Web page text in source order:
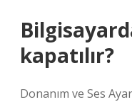
kapatılır?
Donanım ve Ses